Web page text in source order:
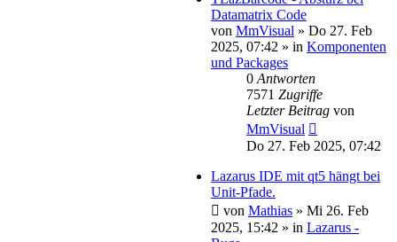
Datamatrix Code
von MmVisual » Do 27. Feb
2025, 07:42 » in Komponenten
und Packages
0 Antworten
7571 Zugriffe
Letzter Beitrag von
MmVisual
Do 27. Feb 2025, 07:42
Lazarus IDE mit qt5 hängt bei
Unit-Pfade.
von Mathias » Mi 26. Feb
2025, 15:42 » in Lazarus -